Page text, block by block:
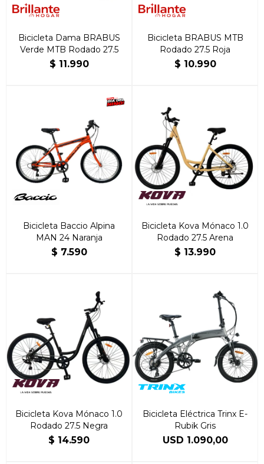
Bicicleta Dama BRABUS
Verde MTB Rodado 27.5
$ 11.990
Bicicleta BRABUS MTB
Rodado 27.5 Roja
$ 10.990
Bicicleta Baccio Alpina
MAN 24 Naranja
$ 7.590
Bicicleta Kova Mónaco 1.0
Rodado 27.5 Arena
$ 13.990
Bicicleta Kova Mónaco 1.0
Rodado 27.5 Negra
$ 14.590
Bicicleta Eléctrica Trinx E-
Rubik Gris
USD 1.090,00